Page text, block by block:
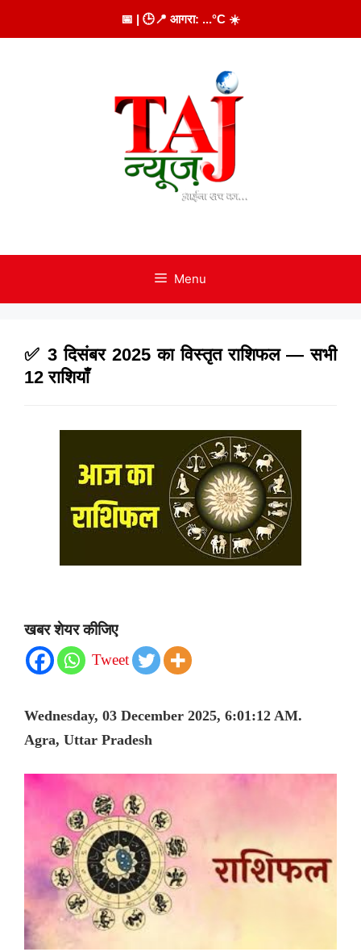
to
📅 | 🕒📍 आगरा: ...°C ☀️
Menu
✅ 3 दिसंबर 2025 का विस्तृत राशिफल — सभी
12 राशियाँ
खबर शेयर कीजिए
Tweet
Wednesday, 03 December 2025, 6:01:12 AM.
Agra, Uttar Pradesh